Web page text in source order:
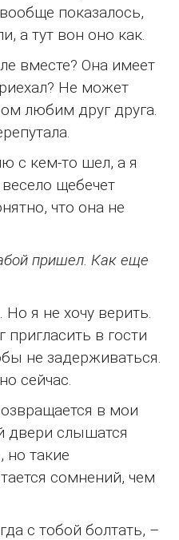
показалось,
а тут вон оно как.
вместе? Она имеет
Не может
любим друг друга.
с кем-то шел, а я
щебечет
что она не
пришел. Как еще
Но я не хочу верить.
в гости
не задерживаться.
сейчас.
в мои
двери слышатся
но такие
сомнений, чем
с тобой болтать, –